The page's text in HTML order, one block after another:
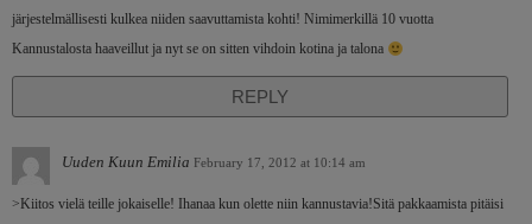
järjestelmällisesti kulkea niiden saavuttamista kohti! Nimimerkillä 10 vuotta
Kannustalosta haaveillut ja nyt se on sitten vihdoin kotina ja talona
REPLY
Uuden Kuun Emilia February 17, 2012 at 10:14 am
>Kiitos vielä teille jokaiselle! Ihanaa kun olette niin kannustavia!Sitä pakkaamista pitäisi